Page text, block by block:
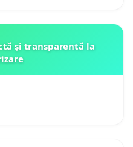
și transparentă la